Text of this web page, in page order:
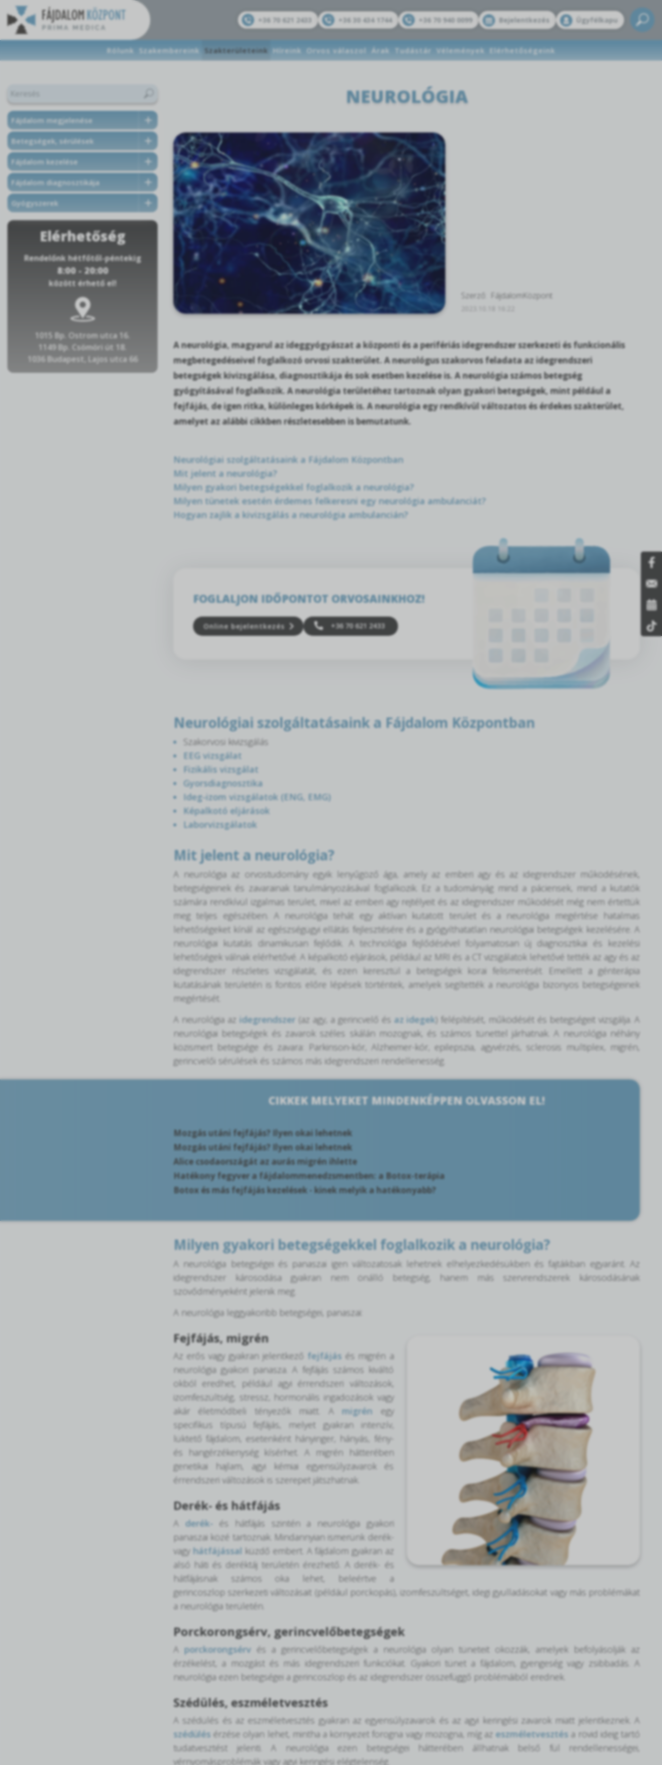
+36 70 621 2433 +36 30 434 1744 +36 70 940 0099 Bejelentkezés Ügyfélkapu
Rólunk Szakembereink Szakterületeink Híreink Orvos válaszol Árak Tudástár Vélemények Elérhetőségeink
Fájdalom megjelenése
Betegségek, sérülések
Fájdalom kezelése
Fájdalom diagnosztikája
Gyógyszerek
Elérhetőség
Rendelőnk hétfőtől-péntekig
8:00 - 20:00
között érhető el!
1015 Bp. Ostrom utca 16.
1149 Bp. Csömöri út 18.
1036 Budapest, Lajos utca 66
NEUROLÓGIA
Szerző: FájdalomKözpont
A neurológia, magyarul az ideggyógyászat a központi és a perifériás idegrendszer szerkezeti és funkcionális
megbetegedéseivel foglalkozó orvosi szakterület. A neurológus szakorvos feladata az idegrendszeri
betegségek kivizsgálása, diagnosztikája és sok esetben kezelése is. A neurológia számos betegség
gyógyításával foglalkozik. A neurológia területéhez tartoznak olyan gyakori betegségek, mint például a
fejfájás, de igen ritka, különleges kórképek is. A neurológia egy rendkívül változatos és érdekes szakterület,
amelyet az alábbi cikkben részletesebben is bemutatunk.
Neurológiai szolgáltatásaink a Fájdalom Központban
Mit jelent a neurológia?
Milyen gyakori betegségekkel foglalkozik a neurológia?
Milyen tünetek esetén érdemes felkeresni egy neurológia ambulanciát?
Hogyan zajlik a kivizsgálás a neurológia ambulancián?
FOGLALJON IDŐPONTOT ORVOSAINKHOZ!
Online bejelentkezés +36 70 621 2433
Neurológiai szolgáltatásaink a Fájdalom Központban
Szakorvosi kivizsgálás
EEG vizsgálat
Fizikális vizsgálat
Gyorsdiagnosztika
Ideg-izom vizsgálatok (ENG, EMG)
Képalkotó eljárások
Laborvizsgálatok
Mit jelent a neurológia?
A neurológia az orvostudomány egyik lenyűgöző ága, amely az emberi agy és az idegrendszer működésének,
betegségeinek és zavarainak tanulmányozásával foglalkozik. Ez a tudományág mind a páciensek, mind a kutatók
számára rendkívül izgalmas terület, mivel az emberi agy rejtélyeit és az idegrendszer működését még nem értettük
meg teljes egészében. A neurológia tehát egy aktívan kutatott terület és a neurológia megértése hatalmas
lehetőségeket kínál az egészségügyi ellátás fejlesztésére és a gyógyíthatatlan neurológiai betegségek kezelésére. A
neurológiai kutatás dinamikusan fejlődik. A technológia fejlődésével folyamatosan új diagnosztikai és kezelési
lehetőségek válnak elérhetővé. A képalkotó eljárások, például az MRI és a CT vizsgálatok lehetővé tették az agy és az
idegrendszer részletes vizsgálatát, és ezen keresztül a betegségek korai felismerését. Emellett a génterápia
kutatásának területén is fontos előre lépések történtek, amelyek segítették a neurológia bizonyos betegségeinek
megértését.
A neurológia az idegrendszer (az agy, a gerincvelő és az idegek ) felépítését, működését és betegségeit vizsgálja. A
neurológiai betegségek és zavarok széles skálán mozognak, és számos tünettel járhatnak. A neurológia néhány
közismert betegsége és zavara: Parkinson-kór, Alzheimer-kór, epilepszia, agyvérzés, sclerosis multiplex, migrén,
gerincvelői sérülések és számos más idegrendszeri rendellenesség.
CIKKEK MELYEKET MINDENKÉPPEN OLVASSON EL!
Mozgás utáni fejfájás? Ilyen okai lehetnek
Mozgás utáni fejfájás? Ilyen okai lehetnek
Alice csodaországát az aurás migrén ihlette
Hatékony fegyver a fájdalommenedzsmentben: a Botox-terápia
Botox és más fejfájás kezelések - kinek melyik a hatékonyabb?
Milyen gyakori betegségekkel foglalkozik a neurológia?
A neurológia betegségei és panaszai igen változatosak lehetnek elhelyezkedésükben és fajtáikban egyaránt. Az
idegrendszer károsodása gyakran nem önálló betegség, hanem más szervrendszerek károsodásának
szövődményeként jelenik meg.
A neurológia leggyakoribb betegségei, panaszai:
Fejfájás, migrén
Az erős vagy gyakran jelentkező fejfájás és migrén a
neurológia gyakori panasza. A fejfájás számos kiváltó
okból eredhet, például agyi érrendszeri változások,
izomfeszültség, stressz, hormonális ingadozások vagy
akár életmódbeli tényezők miatt. Amigrén egy
specifikus típusú fejfájás, melyet gyakran intenzív,
lüktető fájdalom, esetenként hányinger, hányás, fény-
és hangérzékenység kísérhet. A migrén hátterében
genetikai hajlam, agyi kémiai egyensúlyzavarok és
érrendszeri változások is szerepet játszhatnak.
Derék- és hátfájás
A derék-
és hátfájás szintén a neurológia gyakori
panaszai közé tartoznak. Mindannyian ismerünk derék-
vagy hátfájással küzdő embert. A fájdalom gyakran az
alsó háti és deréktáj területén érezhető. A derék- és
hátfájásnak számos oka lehet, beleértve a
gerincoszlop szerkezeti változásait (például porckopás), izomfeszültséget, idegi gyulladásokat vagy más problémákat
a neurológia területén.
Porckorongsérv, gerincvelőbetegségek
A porckorongsérv és a gerincvelőbetegségek a neurológia olyan tüneteit okozzák, amelyek befolyásolják az
érzékelést, a mozgást és más idegrendszeri funkciókat. Gyakori tünet a fájdalom, gyengeség vagy zsibbadás. A
neurológia ezen betegségei a gerincoszlop és az idegrendszer összefüggő problémáiból erednek.
Szédülés, eszméletvesztés
A szédülés és az eszméletvesztés gyakran az egyensúlyzavarok és az agyi keringési zavarok miatt jelentkeznek. A
szédülés érzése olyan lehet, mintha a környezet forogna vagy mozogna, míg azeszméletvesztés a rövid ideig tartó
tudatvesztést jelenti. A neurológia ezen betegségei hátterében állhatnak belső fül rendellenességei,
vérnyomásproblémák vagy agyi keringési elégtelenség.